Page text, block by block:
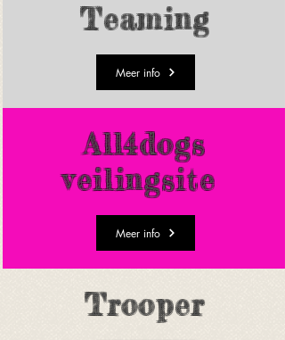
Teaming
Meer info
All4dogs
veilingsite
Meer info
Trooper